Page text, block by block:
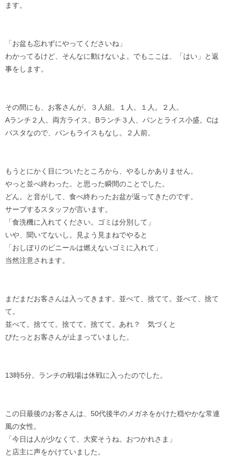
ます。
「お盆も忘れずにやってくださいね」
わかってるけど、そんなに動けないよ。でもここは、「はい」と返
事をします。
その間にも、お客さんが。３人組。１人。１人。２人。
Aランチ２人。両方ライス。Bランチ３人、パンとライス小盛。Cは
パスタなので、パンもライスもなし。２人前。
もうとにかく目についたところから、やるしかありません。
やっと並べ終わった。と思った瞬間のことでした。
どん。と音がして、食べ終わったお盆が返ってきたのです。
サーブするスタッフが言います。
「食洗機に入れてください。ゴミは分別して」
いや、聞いてないし。見よう見まねでやると
「おしぼりのビニールは燃えないゴミに入れて」
当然注意されます。
まだまだお客さんは入ってきます。並べて、捨てて。並べて、捨て
て。
並べて。捨てて。捨てて。捨てて。あれ？ 気づくと
ぴたっとお客さんが止まっていました。
13時5分。ランチの戦場は休戦に入ったのでした。
この日最後のお客さんは、50代後半のメガネをかけた穏やかな常連
風の女性。
「今日は人が少なくて、大変そうね。おつかれさま」
と店主に声をかけていました。